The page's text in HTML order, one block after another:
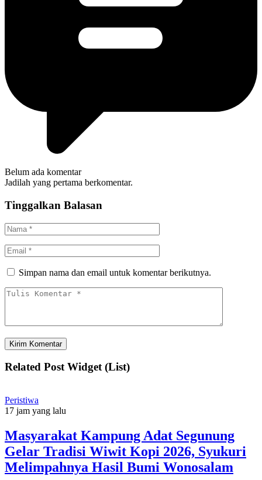
Belum ada komentar
Jadilah yang pertama berkomentar.
Tinggalkan Balasan
Simpan nama dan email untuk komentar berikutnya.
Related Post Widget (List)
Peristiwa
17 jam yang lalu
Masyarakat Kampung Adat Segunung
Gelar Tradisi Wiwit Kopi 2026, Syukuri
Melimpahnya Hasil Bumi Wonosalam